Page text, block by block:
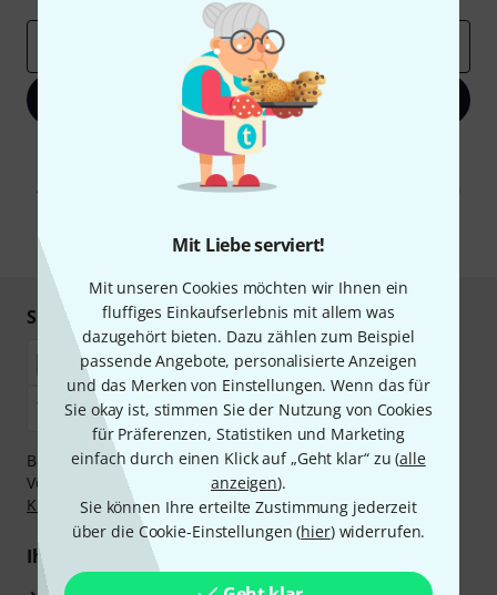
Mit Liebe serviert!
Mit unseren Cookies möchten wir Ihnen ein
fluffiges Einkaufserlebnis mit allem was
dazugehört bieten. Dazu zählen zum Beispiel
passende Angebote, personalisierte Anzeigen
und das Merken von Einstellungen. Wenn das für
Sie okay ist, stimmen Sie der Nutzung von Cookies
für Präferenzen, Statistiken und Marketing
einfach durch einen Klick auf „Geht klar“ zu (alle
anzeigen).
Sie können Ihre erteilte Zustimmung jederzeit
über die Cookie-Einstellungen (hier) widerrufen.
Jetzt anmelden
Mit Klick auf „Jetzt anmelden“ stimmen Sie dem Erhalt von E-Mail-
Werbung und einer Messung des E-Mail-Nutzungsverhaltens zu. Die
Abmeldung ist jederzeit möglich. Weitere Informationen finden Sie in
* Pflichtfeld
Sicher einkaufen & bezahlen
Bezahlen Sie vertraulich und sicher per Nachnahme,
Vorkasse, PayPal, Amazon Pay,Klarna Sofort bezahlen
Klarna Ratenzahlungoder Kreditkarte.
Ihre Vorteile